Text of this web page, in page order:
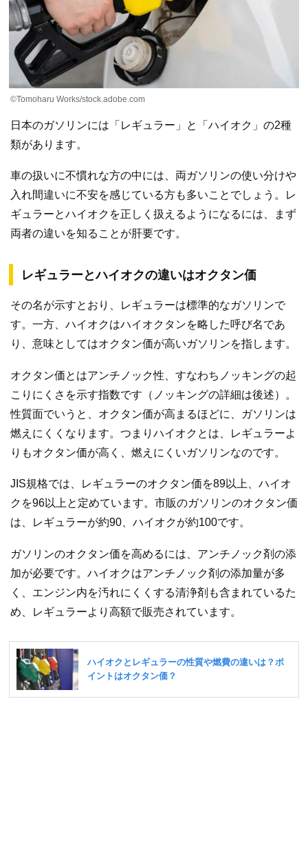
©Tomoharu Works/stock.adobe.com
日本のガソリンには「レギュラー」と「ハイオク」の2種
類があります。
車の扱いに不慣れな方の中には、両ガソリンの使い分けや
入れ間違いに不安を感じている方も多いことでしょう。レ
ギュラーとハイオクを正しく扱えるようになるには、まず
両者の違いを知ることが肝要です。
レギュラーとハイオクの違いはオクタン価
その名が示すとおり、レギュラーは標準的なガソリンで
す。一方、ハイオクはハイオクタンを略した呼び名であ
り、意味としてはオクタン価が高いガソリンを指します。
オクタン価とはアンチノック性、すなわちノッキングの起
こりにくさを示す指数です（ノッキングの詳細は後述）。
性質面でいうと、オクタン価が高まるほどに、ガソリンは
燃えにくくなります。つまりハイオクとは、レギュラーよ
りもオクタン価が高く、燃えにくいガソリンなのです。
JIS規格では、レギュラーのオクタン価を89以上、ハイオ
クを96以上と定めています。市販のガソリンのオクタン価
は、レギュラーが約90、ハイオクが約100です。
ガソリンのオクタン価を高めるには、アンチノック剤の添
加が必要です。ハイオクはアンチノック剤の添加量が多
く、エンジン内を汚れにくくする清浄剤も含まれているた
め、レギュラーより高額で販売されています。